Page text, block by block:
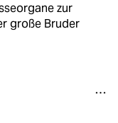
zur
große Bruder